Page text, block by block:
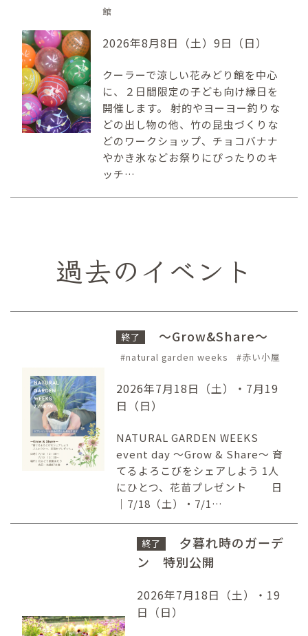
館
2026年8月8日（土）9日（日）
クーラーで涼しい花みどり館を中心
に、２日間限定の子ども向け縁日を
開催します。 射的やヨーヨー釣りな
どの出し物の他、竹の昆虫づくりな
どのワークショップ、チョコバナナ
やかき氷などお祭りにぴったりのキ
ッチ…
過去のイベント
終了 ～Grow&Share～
natural garden weeks 赤い小屋
2026年7月18日（土）・7月19
日（日）
NATURAL GARDEN WEEKS
event day 〜Grow & Share〜 育
てるよろこびをシェアしよう 1人
にひとつ、花苗プレゼント 日
｜7/18（土）・7/1…
終了
夕暮れ時のガーデ
ン 特別公開
2026年7月18日（土）・19
日（日）